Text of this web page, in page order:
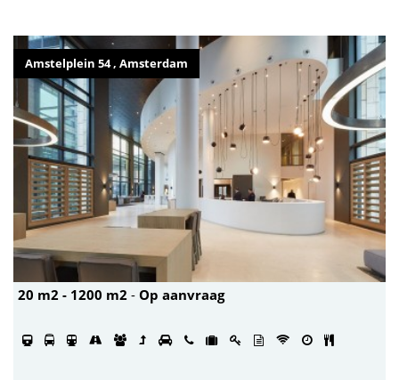
Amstelplein 54 , Amsterdam
20 m2 - 1200 m2 - Op aanvraag